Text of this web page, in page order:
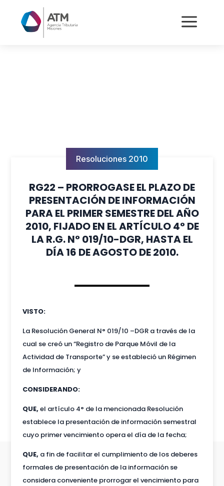
a
Resoluciones 2010
RG22 – PRORROGASE EL PLAZO DE
PRESENTACIÓN DE INFORMACIÓN
PARA EL PRIMER SEMESTRE DEL AÑO
2010, FIJADO EN EL ARTÍCULO 4° DE
LA R.G. N° 019/10-DGR, HASTA EL
DÍA 16 DE AGOSTO DE 2010.
VISTO:
La Resolución General N° 019/10 –DGR a través de la
cual se creó un “Registro de Parque Móvil de la
Actividad de Transporte” y se estableció un Régimen
de Información; y
CONSIDERANDO:
QUE, el artículo 4° de la mencionada Resolución
establece la presentación de información semestral
cuyo primer vencimiento opera el día de la fecha;
QUE, a fin de facilitar el cumplimiento de los deberes
formales de presentación de la información se
considera conveniente prorrogar el vencimiento para